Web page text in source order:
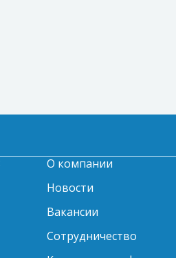
О компании
Новости
Вакансии
Сотрудничество